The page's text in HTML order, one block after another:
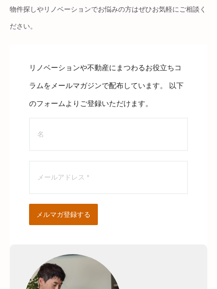
物件探しやリノベーションでお悩みの方はぜひお気軽にご相談く
ださい。
リノベーションや不動産にまつわるお役立ちコ
ラムをメールマガジンで配布しています。 以下
のフォームよりご登録いただけます。
メルマガ登録する